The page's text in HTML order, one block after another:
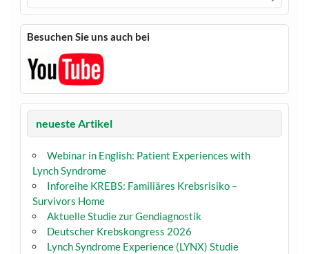
Besuchen Sie uns auch bei
neueste Artikel
Webinar in English: Patient Experiences with
Lynch Syndrome
Inforeihe KREBS: Familiäres Krebsrisiko –
Survivors Home
Aktuelle Studie zur Gendiagnostik
Deutscher Krebskongress 2026
Lynch Syndrome Experience (LYNX) Studie